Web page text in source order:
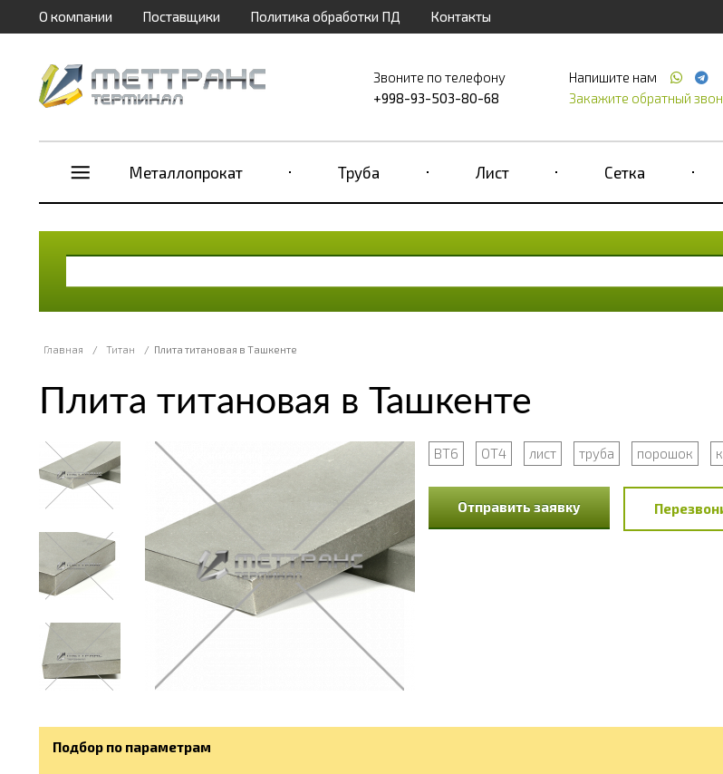
О компании Поставщики Политика обработки ПД Контакты
Звоните по телефону
+998-93-503-80-68
Напишите нам
Закажите обратный
Металлопрокат Труба Лист Сетка
Главная / Титан / Плита титановая в Ташкенте
Плита титановая в Ташкенте
ВТ6 ОТ4 лист труба порошок
Отправить заявку
Подбор по параметрам